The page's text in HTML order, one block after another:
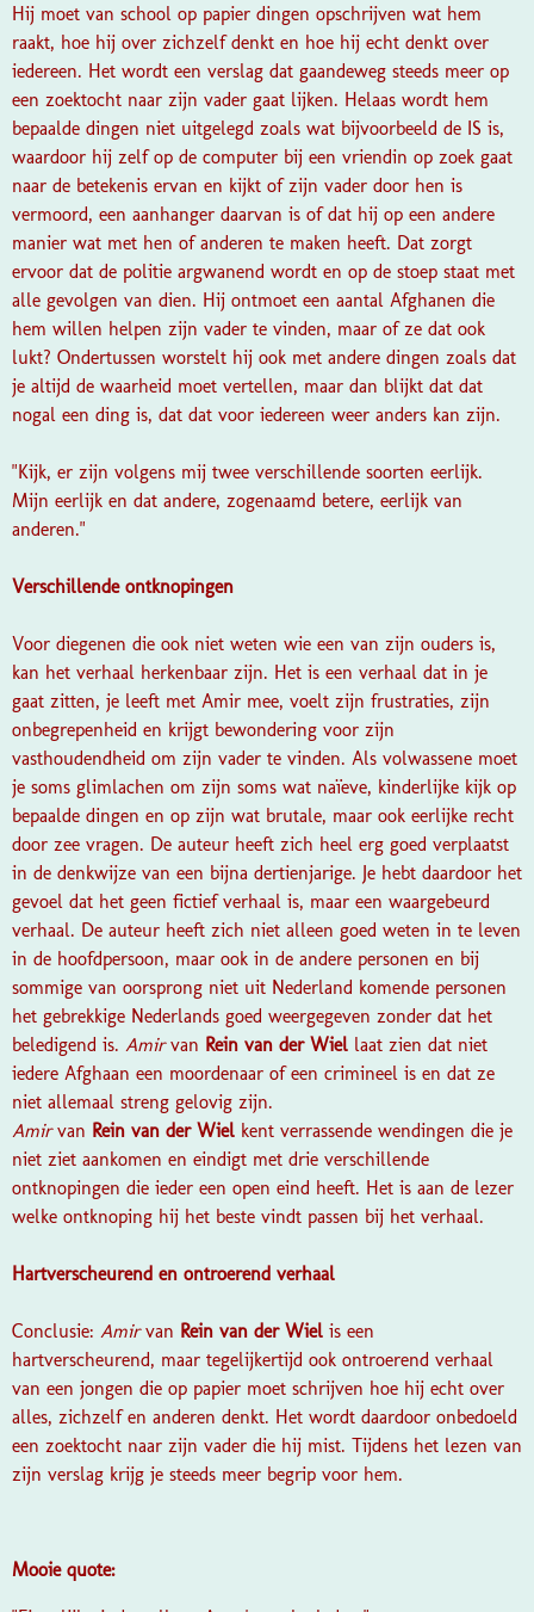
Hij moet van school op papier dingen opschrijven wat hem
raakt, hoe hij over zichzelf denkt en hoe hij echt denkt over
iedereen. Het wordt een verslag dat gaandeweg steeds meer op
een zoektocht naar zijn vader gaat lijken. Helaas wordt hem
bepaalde dingen niet uitgelegd zoals wat bijvoorbeeld de IS is,
waardoor hij zelf op de computer bij een vriendin op zoek gaat
naar de betekenis ervan en kijkt of zijn vader door hen is
vermoord, een aanhanger daarvan is of dat hij op een andere
manier wat met hen of anderen te maken heeft. Dat zorgt
ervoor dat de politie argwanend wordt en op de stoep staat met
alle gevolgen van dien. Hij ontmoet een aantal Afghanen die
hem willen helpen zijn vader te vinden, maar of ze dat ook
lukt? Ondertussen worstelt hij ook met andere dingen zoals dat
je altijd de waarheid moet vertellen, maar dan blijkt dat dat
nogal een ding is, dat dat voor iedereen weer anders kan zijn.
"Kijk, er zijn volgens mij twee verschillende soorten eerlijk.
Mijn eerlijk en dat andere, zogenaamd betere, eerlijk van
anderen."
Verschillende ontknopingen
Voor diegenen die ook niet weten wie een van zijn ouders is,
kan het verhaal herkenbaar zijn. Het is een verhaal dat in je
gaat zitten, je leeft met Amir mee, voelt zijn frustraties, zijn
onbegrepenheid en krijgt bewondering voor zijn
vasthoudendheid om zijn vader te vinden. Als volwassene moet
je soms glimlachen om zijn soms wat naïeve, kinderlijke kijk op
bepaalde dingen en op zijn wat brutale, maar ook eerlijke recht
door zee vragen. De auteur heeft zich heel erg goed verplaatst
in de denkwijze van een bijna dertienjarige. Je hebt daardoor het
gevoel dat het geen fictief verhaal is, maar een waargebeurd
verhaal. De auteur heeft zich niet alleen goed weten in te leven
in de hoofdpersoon, maar ook in de andere personen en bij
sommige van oorsprong niet uit Nederland komende personen
het gebrekkige Nederlands goed weergegeven zonder dat het
beledigend is. Amir van Rein van der Wiel laat zien dat niet
iedere Afghaan een moordenaar of een crimineel is en dat ze
niet allemaal streng gelovig zijn.
Amir van Rein van der Wiel kent verrassende wendingen die je
niet ziet aankomen en eindigt met drie verschillende
ontknopingen die ieder een open eind heeft. Het is aan de lezer
welke ontknoping hij het beste vindt passen bij het verhaal.
Hartverscheurend en ontroerend verhaal
Conclusie: Amirvan Rein van der Wiel is een
hartverscheurend, maar tegelijkertijd ook ontroerend verhaal
van een jongen die op papier moet schrijven hoe hij echt over
alles, zichzelf en anderen denkt. Het wordt daardoor onbedoeld
een zoektocht naar zijn vader die hij mist. Tijdens het lezen van
zijn verslag krijg je steeds meer begrip voor hem.
Mooie quote: